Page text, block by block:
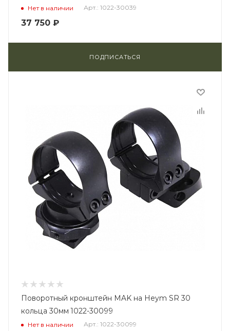
Нет в наличии Арт.: 1022-30039
37 750 ₽
ПОДПИСАТЬСЯ
Поворотный кронштейн MAK на Heym SR 30
кольца 30мм 1022-30099
Нет в наличии Арт.: 1022-30099